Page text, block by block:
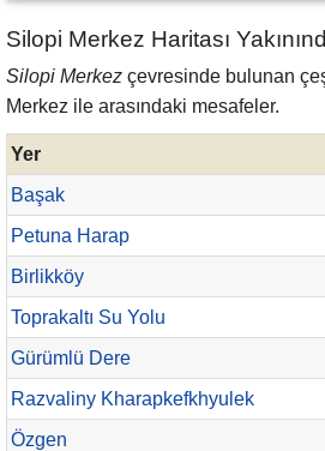
Silopi Merkez Haritası
Silopi Merkez çevresinde bulunan
Merkez ile arasındaki mesafeler.
Yer
Başak
Petuna Harap
Birlikköy
Toprakaltı Su Yolu
Gürümlü Dere
Razvaliny Kharapkefkhyulek
Özgen